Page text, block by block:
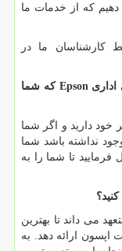
دهیم که از خدمات ما
کارشناسان ما در
اداری Epson که شما
خود دارید و اگر شما
نداشته باشد شما
تا شما را به
می داند تا بهترین
اپسون ارائه دهد. به